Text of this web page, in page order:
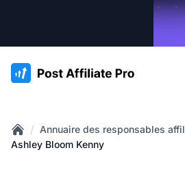
:site.title
Home
/ Annuaire des responsables
Ashley Bloom Kenny